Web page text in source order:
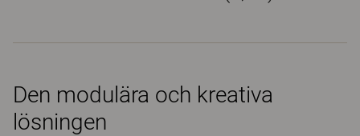
Den modulära och kreativa
lösningen